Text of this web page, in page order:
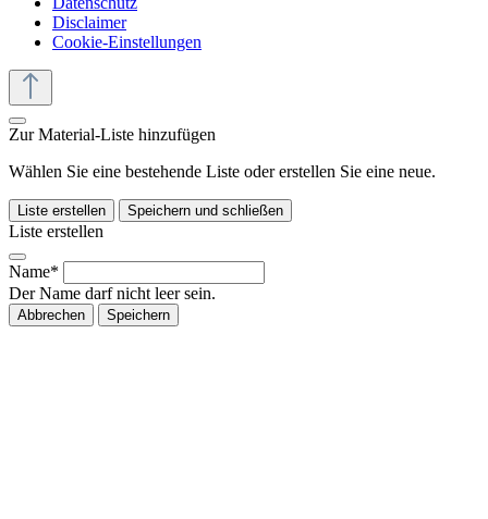
Disclaimer
Cookie-Einstellungen
Zur Material-Liste hinzufügen
Wählen Sie eine bestehende Liste oder erstellen Sie eine neue.
Liste erstellen Speichern und schließen
Liste erstellen
Name*
Der Name darf nicht leer sein.
Abbrechen Speichern